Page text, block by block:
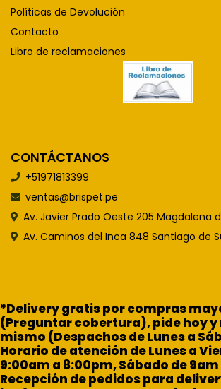
Políticas de Devolución
Contacto
Libro de reclamaciones
CONTÁCTANOS
+51971813399
ventas@brispet.pe
Av. Javier Prado Oeste 205 Magdalena
Av. Caminos del Inca 848 Santiago de
*Delivery gratis por compras
(Preguntar cobertura), pide hoy y
mismo (Despachos de Lunes a
Horario de atención de Lunes a
9:00am a 8:00pm, Sábado de
Recepción de pedidos para